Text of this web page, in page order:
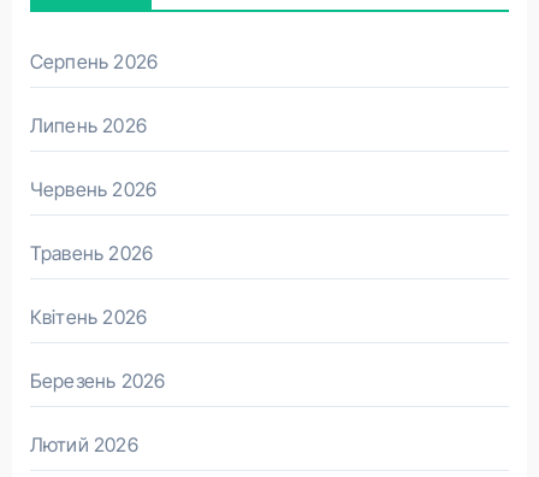
Серпень 2026
Липень 2026
Червень 2026
Травень 2026
Квітень 2026
Березень 2026
Лютий 2026